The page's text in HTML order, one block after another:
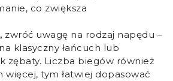
co zwiększa
zwróć uwagę na rodzaj napędu –
klasyczny łańcuch lub
zębaty. Liczba biegów również
więcej, tym łatwiej dopasować